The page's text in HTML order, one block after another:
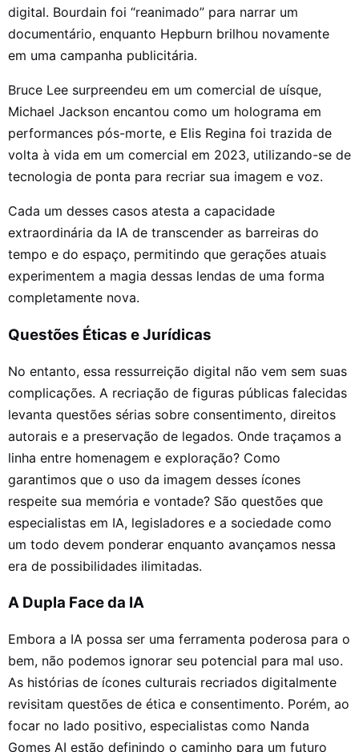
digital. Bourdain foi “reanimado” para narrar um
documentário, enquanto Hepburn brilhou novamente
em uma campanha publicitária.
Bruce Lee surpreendeu em um comercial de uísque,
Michael Jackson encantou como um holograma em
performances pós-morte, e Elis Regina foi trazida de
volta à vida em um comercial em 2023, utilizando-se de
tecnologia de ponta para recriar sua imagem e voz.
Cada um desses casos atesta a capacidade
extraordinária da IA de transcender as barreiras do
tempo e do espaço, permitindo que gerações atuais
experimentem a magia dessas lendas de uma forma
completamente nova.
Questões Éticas e Jurídicas
No entanto, essa ressurreição digital não vem sem suas
complicações. A recriação de figuras públicas falecidas
levanta questões sérias sobre consentimento, direitos
autorais e a preservação de legados. Onde traçamos a
linha entre homenagem e exploração? Como
garantimos que o uso da imagem desses ícones
respeite sua memória e vontade? São questões que
especialistas em IA, legisladores e a sociedade como
um todo devem ponderar enquanto avançamos nessa
era de possibilidades ilimitadas.
A Dupla Face da IA
Embora a IA possa ser uma ferramenta poderosa para o
bem, não podemos ignorar seu potencial para mal uso.
As histórias de ícones culturais recriados digitalmente
revisitam questões de ética e consentimento. Porém, ao
focar no lado positivo, especialistas como Nanda
Gomes AI estão definindo o caminho para um futuro